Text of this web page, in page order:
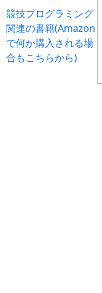
競技プログラミング
関連の書籍(Amazon
で何か購入される場
合もこちらから)